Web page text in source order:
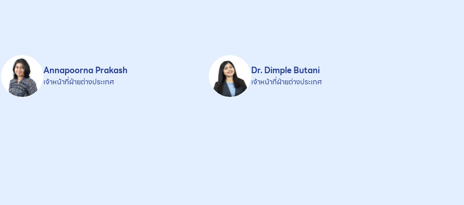
Annapoorna Prakash
เจ้าหน้าที่ฝ่ายต่างประเทศ
Dr. Dimple Butani
เจ้าหน้าที่ฝ่ายต่างประเทศ